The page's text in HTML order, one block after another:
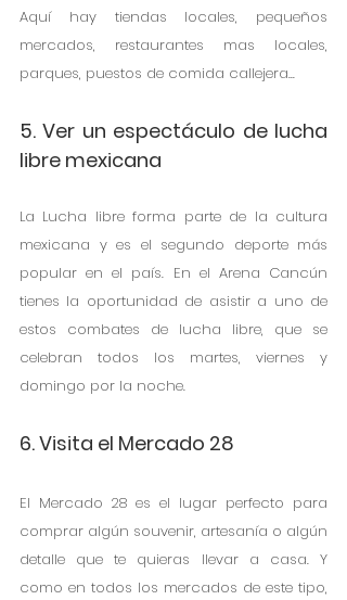
Aquí hay tiendas locales, pequeños
mercados, restaurantes mas locales,
parques, puestos de comida callejera...
5. Ver un espectáculo de lucha
libre mexicana
La Lucha libre forma parte de la cultura
mexicana y es el segundo deporte más
popular en el país. En el Arena Cancún
tienes la oportunidad de asistir a uno de
estos combates de lucha libre, que se
celebran todos los martes, viernes y
domingo por la noche.
6. Visita el Mercado 28
El Mercado 28 es el lugar perfecto para
comprar algún souvenir, artesanía o algún
detalle que te quieras llevar a casa. Y
como en todos los mercados de este tipo,